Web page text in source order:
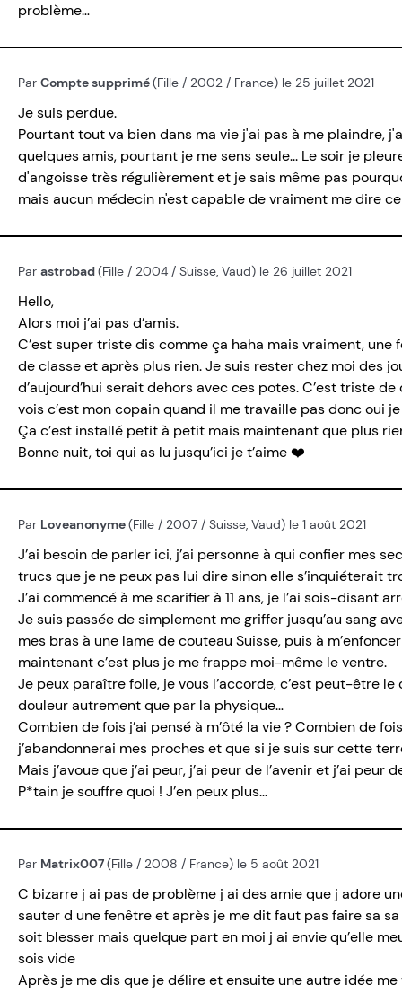
problème…
Par Compte supprimé(Fille / 2002 / France) le 25 juillet 2021
Je suis perdue.
Pourtant tout va bien dans ma vie j'ai pas à me plaindre,
quelques amis, pourtant je me sens seule... Le soir je
d'angoisse très régulièrement et je sais même pas
mais aucun médecin n'est capable de vraiment me dire
Par astrobad(Fille / 2004 / Suisse, Vaud) le 26 juillet 2021
Hello,
Alors moi j’ai pas d’amis.
C’est super triste dis comme ça haha mais vraiment,
de classe et après plus rien. Je suis rester chez moi des
d’aujourd’hui serait dehors avec ces potes. C’est triste
vois c’est mon copain quand il me travaille pas donc oui
Ça c’est installé petit à petit mais maintenant que plus
Bonne nuit, toi qui as lu jusqu’ici je t’aime ❤️
Par Loveanonyme(Fille / 2007 / Suisse, Vaud) le 1 août 2021
J’ai besoin de parler ici, j’ai personne à qui confier mes
trucs que je ne peux pas lui dire sinon elle s’inquiéterait
J’ai commencé à me scarifier à 11 ans, je l’ai sois-disant
Je suis passée de simplement me griffer jusqu’au sang
mes bras à une lame de couteau Suisse, puis à
maintenant c’est plus je me frappe moi-même le ventre.
Je peux paraître folle, je vous l’accorde, c’est peut-être
douleur autrement que par la physique…
Combien de fois j’ai pensé à m’ôté la vie ? Combien de
j’abandonnerai mes proches et que si je suis sur cette
Mais j’avoue que j’ai peur, j’ai peur de l’avenir et j’ai peur
P*tain je souffre quoi ! J’en peux plus…
Par Matrix007(Fille / 2008 / France) le 5 août 2021
C bizarre j ai pas de problème j ai des amie que j adore
sauter d une fenêtre et après je me dit faut pas faire sa
soit blesser mais quelque part en moi j ai envie qu’elle
sois vide
Après je me dis que je délire et ensuite une autre idée